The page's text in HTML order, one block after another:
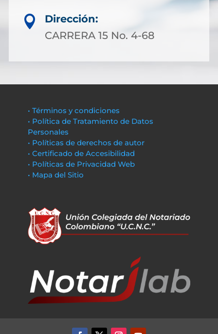

Dirección:
CARRERA 15 No. 4-68
• Términos y condiciones
• Política de Tratamiento de Datos
Personales
• Políticas de derechos de autor
• Certificado de Accesibilidad
• Políticas de Privacidad Web
• Mapa del Sitio